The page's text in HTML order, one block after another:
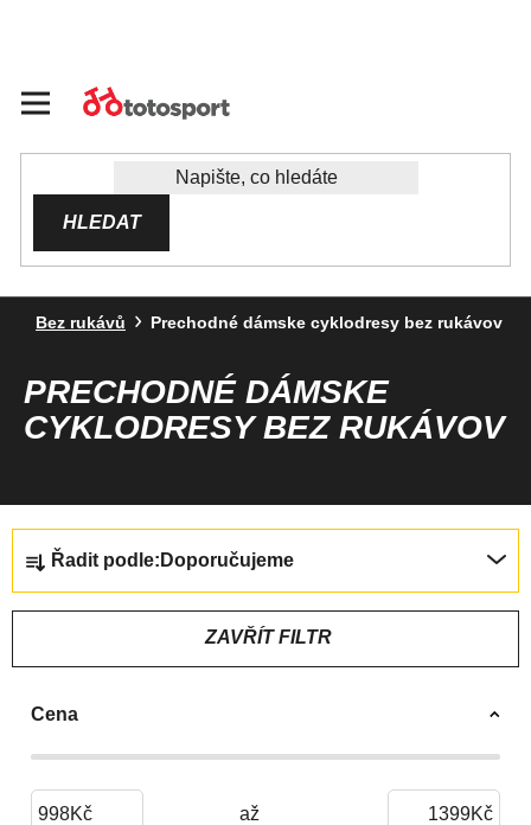
HLEDAT
Bez rukávů Prechodné dámske cyklodresy bez rukávov
PRECHODNÉ DÁMSKE
CYKLODRESY BEZ RUKÁVOV
A
Z
N
O
Řadit podle: Doporučujeme
ZAVŘÍT FILTR
Cena
998Kč 1399Kč